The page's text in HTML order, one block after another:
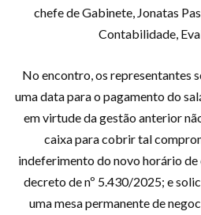
chefe de Gabinete, Jonatas
Contabilidade,
No encontro, os representantes
uma data para o pagamento do
em virtude da gestão anterior
caixa para cobrir tal
indeferimento do novo horário
decreto de nº 5.430/2025; e
uma mesa permanente de